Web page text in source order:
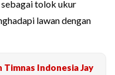
tolok ukur
lawan dengan
Indonesia Jay